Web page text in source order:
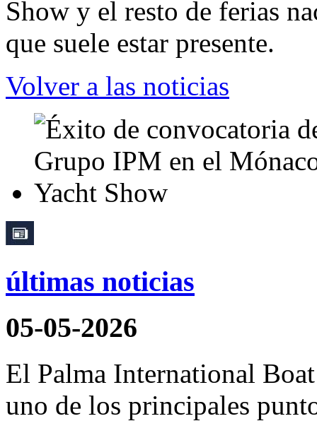
Show y el resto de ferias
que suele estar presente.
Volver a las noticias
últimas noticias
05-05-2026
El Palma International
uno de los principales